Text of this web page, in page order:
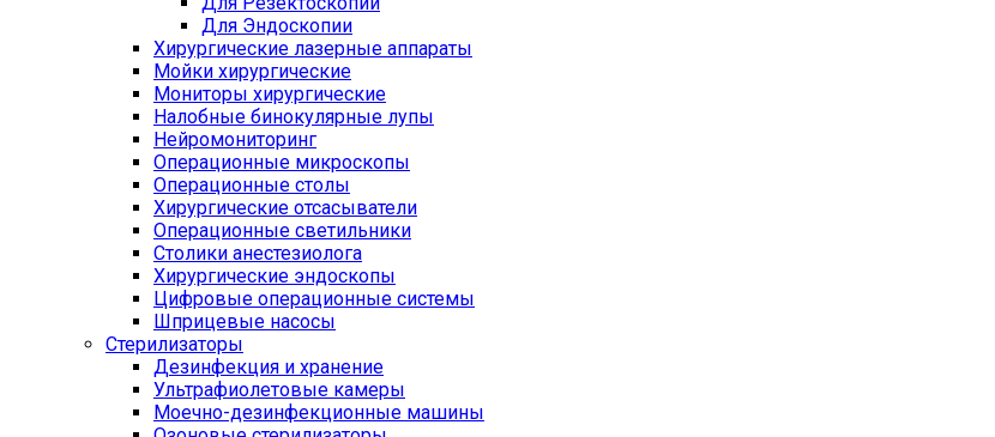
Для Эндоскопии
Хирургические лазерные аппараты
Мойки хирургические
Мониторы хирургические
Налобные бинокулярные лупы
Нейромониторинг
Операционные микроскопы
Операционные столы
Хирургические отсасыватели
Операционные светильники
Столики анестезиолога
Хирургические эндоскопы
Цифровые операционные системы
Шприцевые насосы
Стерилизаторы
Дезинфекция и хранение
Ультрафиолетовые камеры
Моечно-дезинфекционные машины